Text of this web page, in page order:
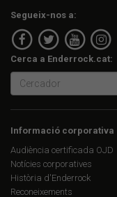
Segueix-nos a:
Cerca a Enderrock.cat:
Informació corporativa
Audiència certificada OJD
Notícies corporatives
Història d'Enderrock
Reconeixements